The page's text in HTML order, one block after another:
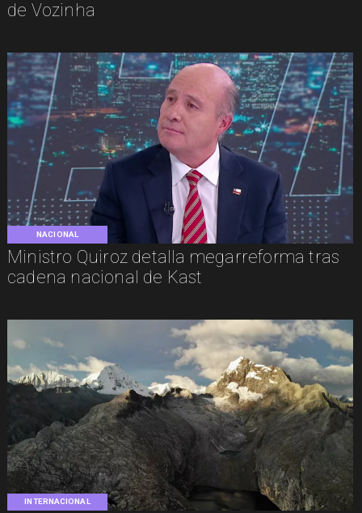
de Vozinha
NACIONAL
Ministro Quiroz detalla megarreforma tras
cadena nacional de Kast
INTERNACIONAL